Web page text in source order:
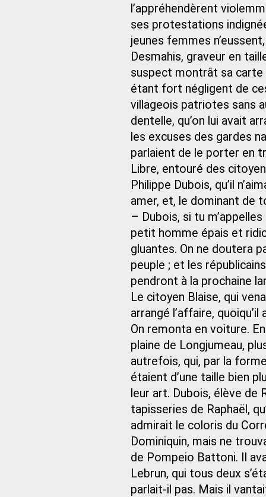
l’appréhendèrent
ses protestations
jeunes femmes
Desmahis, graveur en
suspect montrât sa carte
étant fort négligent de
villageois patriotes sans
dentelle, qu’on lui avait
les excuses des gardes
parlaient de le porter en
Libre, entouré des
Philippe Dubois, qu’il
amer, et, le dominant de
– Dubois, si tu
petit homme épais et
gluantes. On ne doutera
peuple ; et les
pendront à la prochaine
Le citoyen Blaise, qui
arrangé l’affaire,
On remonta en voiture.
plaine de Longjumeau,
autrefois, qui, par la
étaient d’une taille bien
leur art. Dubois, élève de
tapisseries de Raphaël,
admirait le coloris du
Dominiquin, mais ne
de Pompeio Battoni. Il
Lebrun, qui tous deux
parlait-il pas. Mais il